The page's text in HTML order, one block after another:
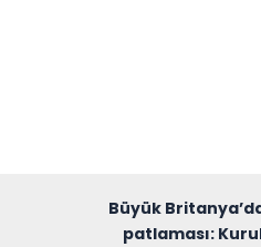
Büyük
patlaması: